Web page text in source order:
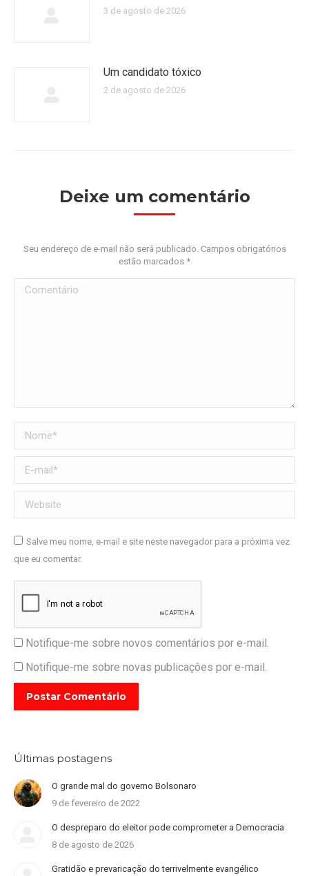
3 de agosto de 2026
Um candidato tóxico
2 de agosto de 2026
Deixe um comentário
Seu endereço de e-mail não será publicado. Campos obrigatórios
estão marcados *
Comentário
Nome *
E-mail *
Website
Salve meu nome, e-mail e site neste navegador para a próxima vez
que eu comentar.
Notifique-me sobre novos comentários por e-mail.
Notifique-me sobre novas publicações por e-mail.
Postar Comentário
Últimas postagens
O grande mal do governo Bolsonaro
9 de fevereiro de 2022
O despreparo do eleitor pode comprometer a Democracia
8 de agosto de 2026
Gratidão e prevaricação do terrivelmente evangélico